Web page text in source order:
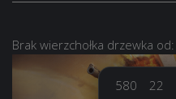
Brak wierzchołka drzewka od:
580
22